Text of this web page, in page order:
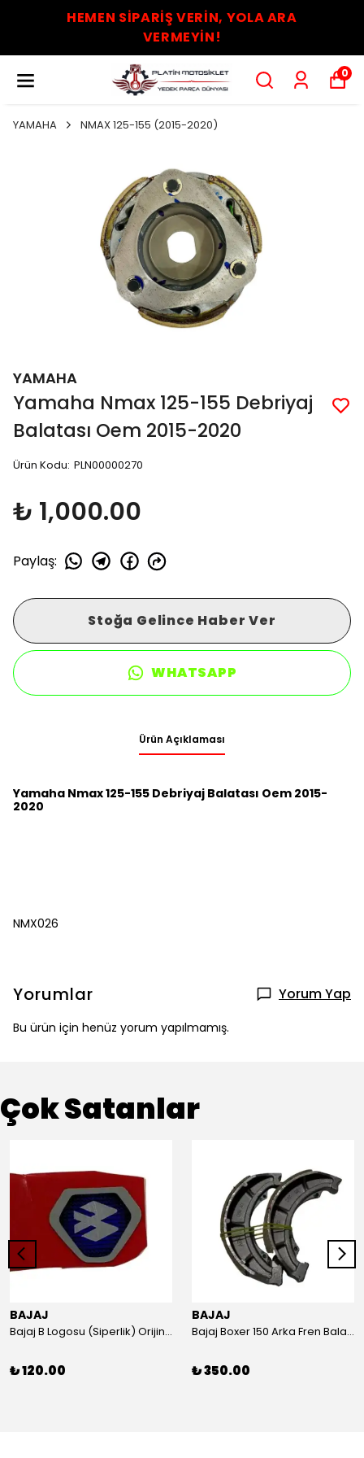
HEMEN SİPARİŞ VERİN, YOLA ARA
VERMEYİN!
0
YAMAHA NMAX 125-155 (2015-2020)
YAMAHA
Yamaha Nmax 125-155 Debriyaj
Balatası Oem 2015-2020
Ürün Kodu: PLN00000270
₺ 1,000.00
Paylaş:
Stoğa Gelince Haber Ver
WHATSAPP
Ürün Açıklaması
Yamaha Nmax 125-155 Debriyaj Balatası Oem 2015-
2020
NMX026
Yorumlar Yorum Yap
Bu ürün için henüz yorum yapılmamış.
Çok Satanlar
BAJAJ
Bajaj B Logosu (Siperlik) Orijinal
₺ 120.00
BAJAJ
Bajaj Boxer 150 Arka Fren Balatası Orijinal
₺ 350.00